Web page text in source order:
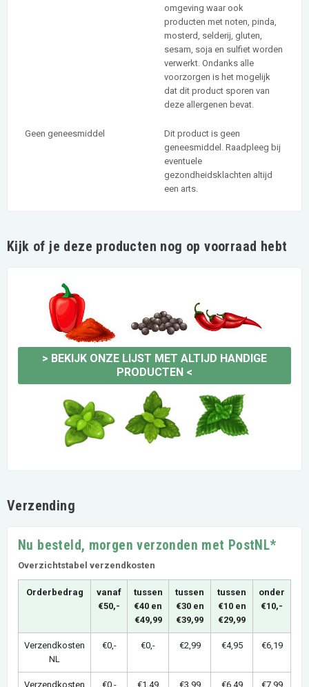
omgeving waar ook
producten met noten, pinda,
mosterd, selderij, gluten,
sesam, soja en sulfiet worden
verwerkt. Ondanks alle
voorzorgen is het mogelijk
dat dit product sporen van
deze allergenen bevat.
Geen geneesmiddel
Dit product is geen
geneesmiddel. Raadpleeg bij
eventuele
gezondheidsklachten altijd
een arts.
Kijk of je deze producten nog op voorraad hebt
> BEKIJK ONZE LIJST MET ALTIJD HANDIGE
PRODUCTEN <
Verzending
Nu besteld, morgen verzonden met PostNL*
Overzichtstabel verzendkosten
Orderbedrag
vanaf
€50,-
tussen
€40 en
€49,99
tussen
€30 en
€39,99
tussen
€10 en
€29,99
onder
€10,-
Verzendkosten
NL
€0,- €0,- €2,99 €4,95 €6,19
Verzendkosten
€0,- €1,49 €3,99 €6,49 €7,99